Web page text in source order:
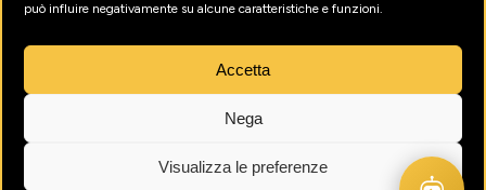
può influire negativamente su alcune caratteristiche e funzioni.
Accetta
Nega
Visualizza le preferenze
Utility
News
© 2026 2M Digital Consulting srls. Tutti i diritti riservati. P.IVA